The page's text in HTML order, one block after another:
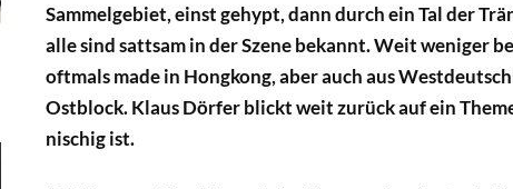
Sammelgebiet, einst gehypt, dann durch ein Tal der
alle sind sattsam in der Szene bekannt. Weit weniger
oftmals made in Hongkong, aber auch aus
Ostblock. Klaus Dörfer blickt weit zurück auf ein
nischig ist.